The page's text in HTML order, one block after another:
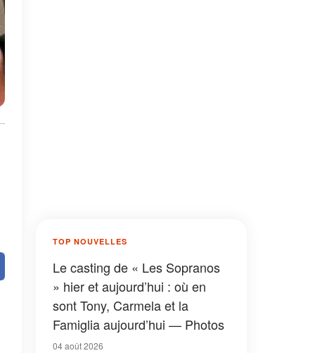
TOP NOUVELLES
Le casting de « Les Sopranos
» hier et aujourd’hui : où en
sont Tony, Carmela et la
Famiglia aujourd’hui — Photos
04 août 2026